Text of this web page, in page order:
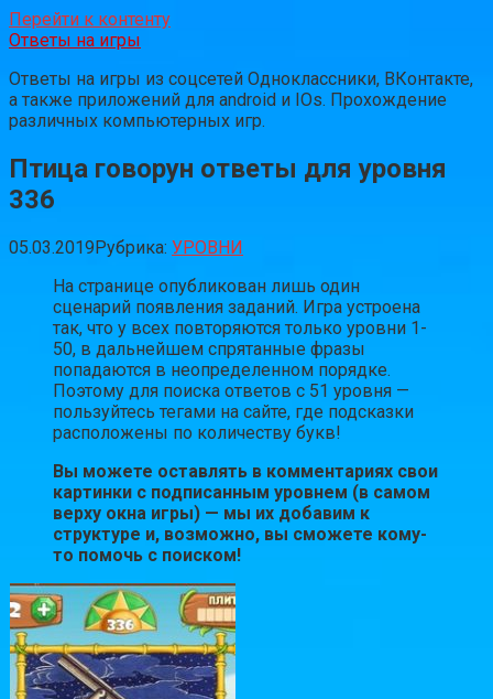
Перейти к контенту
Ответы на игры
Ответы на игры из соцсетей Одноклассники, ВКонтакте,
а также приложений для android и IOs. Прохождение
различных компьютерных игр.
Птица говорун ответы для уровня
336
05.03.2019Рубрика: УРОВНИ
На странице опубликован лишь один
сценарий появления заданий. Игра устроена
так, что у всех повторяются только уровни 1-
50, в дальнейшем спрятанные фразы
попадаются в неопределенном порядке.
Поэтому для поиска ответов с 51 уровня —
пользуйтесь тегами на сайте, где подсказки
расположены по количеству букв!
Вы можете оставлять в комментариях свои
картинки с подписанным уровнем (в самом
верху окна игры) — мы их добавим к
структуре и, возможно, вы сможете кому-
то помочь с поиском!